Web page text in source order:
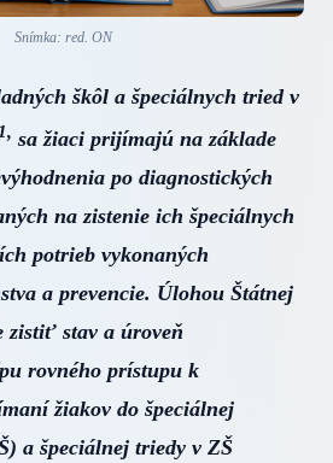
Snímka: red. ON
škôl a špeciálnych tried v
1, sa žiaci prijímajú na základe
po diagnostických
na zistenie ich špeciálnych
potrieb vykonaných
a prevencie. Úlohou Štátnej
zistiť stav a úroveň
rovného prístupu k
žiakov do špeciálnej
a špeciálnej triedy v ZŠ